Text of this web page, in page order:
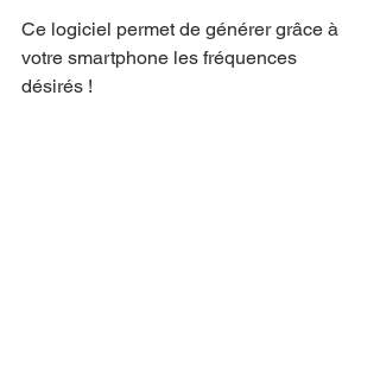
Ce logiciel permet de générer grâce à
votre smartphone les fréquences
désirés !